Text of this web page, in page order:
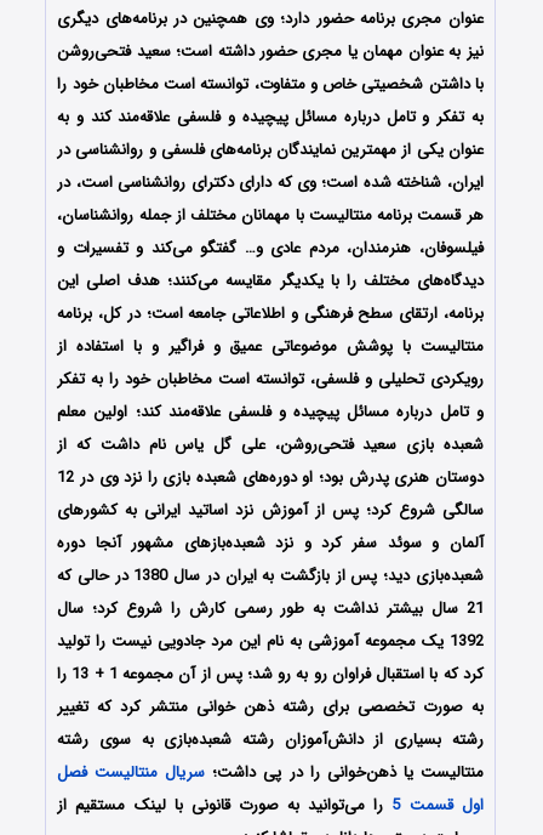
عنوان مجری برنامه حضور دارد؛ وی همچنین در برنامه‌های دیگری
نیز به عنوان مهمان یا مجری حضور داشته است؛ سعید فتحی‌روشن
با داشتن شخصیتی خاص و متفاوت، توانسته است مخاطبان خود را
به تفکر و تامل درباره مسائل پیچیده و فلسفی علاقه‌مند کند و به
عنوان یکی از مهمترین نمایندگان برنامه‌های فلسفی و روانشناسی در
ایران، شناخته شده است؛ وی که دارای دکترای روانشناسی است، در
هر قسمت برنامه منتالیست با مهمانان مختلف از جمله روانشناسان،
فیلسوفان، هنرمندان، مردم عادی و… گفتگو می‌کند و تفسیرات و
دیدگاه‌های مختلف را با یکدیگر مقایسه می‌کنند؛ هدف اصلی این
برنامه، ارتقای سطح فرهنگی و اطلاعاتی جامعه است؛ در کل، برنامه
منتالیست با پوشش موضوعاتی عمیق و فراگیر و با استفاده از
رویکردی تحلیلی و فلسفی، توانسته است مخاطبان خود را به تفکر
و تامل درباره مسائل پیچیده و فلسفی علاقه‌مند کند؛ اولین معلم
شعبده بازی سعید فتحی‌روشن، علی گل یاس نام داشت که از
دوستان هنری پدرش بود؛ او دوره‌های شعبده بازی را نزد وی در 12
سالگی شروع کرد؛ پس از آموزش نزد اساتید ایرانی به کشورهای
آلمان و سوئد سفر کرد و نزد شعبده‌بازهای مشهور آنجا دوره
شعبده‌بازی دید؛ پس از بازگشت به ایران در سال 1380 در حالی که
21 سال بیشتر نداشت به طور رسمی کارش را شروع کرد؛ سال
1392 یک مجموعه آموزشی به نام این مرد جادویی نیست را تولید
کرد که با استقبال فراوان رو به رو شد؛ پس از آن مجموعه 1 + 13 را
به صورت تخصصی برای رشته ذهن خوانی منتشر کرد که تغییر
رشته بسیاری از دانش‌آموزان رشته شعبده‌بازی به سوی رشته
منتالیست یا ذهن‌خوانی را در پی داشت؛ سریال منتالیست فصل
اول قسمت 5
را می‌توانید به صورت قانونی با لینک مستقیم از